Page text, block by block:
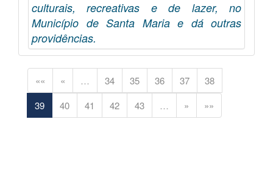
culturais, recreativas e de lazer, no
Município de Santa Maria e dá outras
providências.
«« « … 34 35 36 37
38
39
40 41 42 43 … » »»